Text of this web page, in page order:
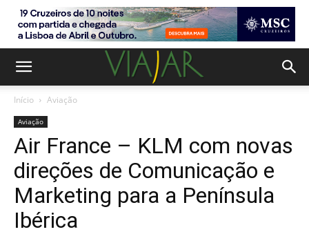
Início Aviação
Aviação
Air France – KLM com novas
direções de Comunicação e
Marketing para a Península
Ibérica